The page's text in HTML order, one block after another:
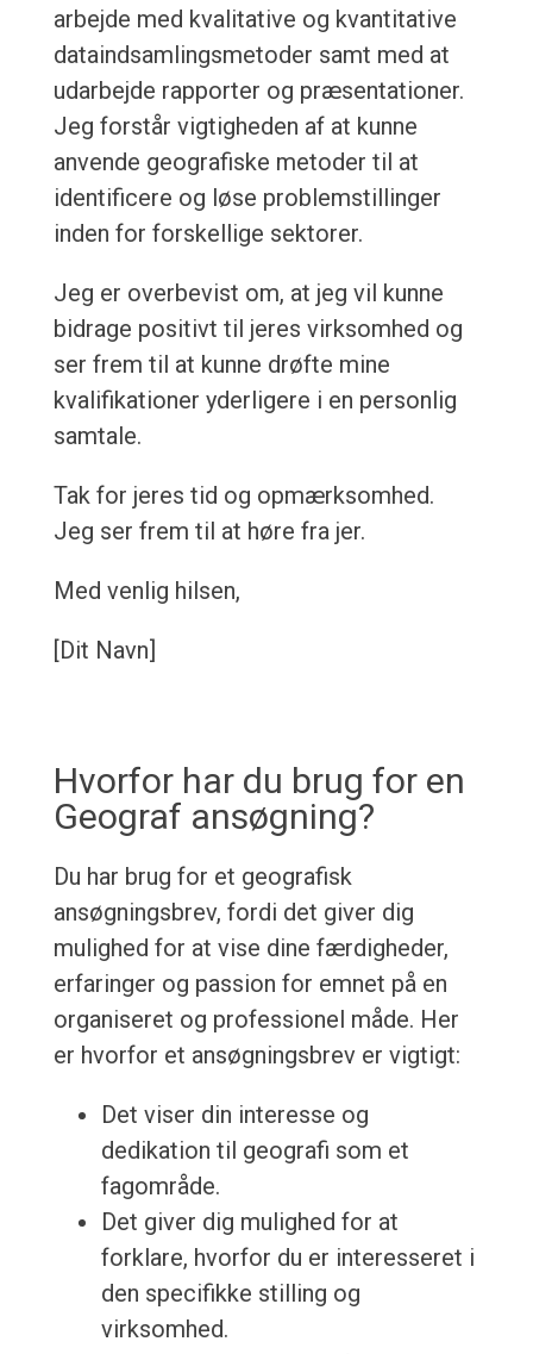
arbejde med kvalitative og kvantitative
dataindsamlingsmetoder samt med at
udarbejde rapporter og præsentationer.
Jeg forstår vigtigheden af at kunne
anvende geografiske metoder til at
identificere og løse problemstillinger
inden for forskellige sektorer.
Jeg er overbevist om, at jeg vil kunne
bidrage positivt til jeres virksomhed og
ser frem til at kunne drøfte mine
kvalifikationer yderligere i en personlig
samtale.
Tak for jeres tid og opmærksomhed.
Jeg ser frem til at høre fra jer.
Med venlig hilsen,
[Dit Navn]
Hvorfor har du brug for en
Geograf ansøgning?
Du har brug for et geografisk
ansøgningsbrev, fordi det giver dig
mulighed for at vise dine færdigheder,
erfaringer og passion for emnet på en
organiseret og professionel måde. Her
er hvorfor et ansøgningsbrev er vigtigt:
Det viser din interesse og
dedikation til geografi som et
fagområde.
Det giver dig mulighed for at
forklare, hvorfor du er interesseret i
den specifikke stilling og
virksomhed.